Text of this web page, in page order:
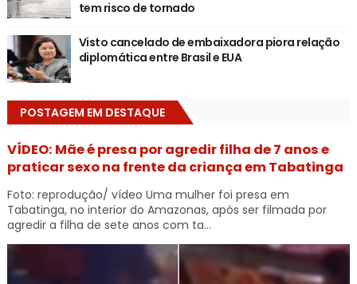
tem risco de tornado
Visto cancelado de embaixadora piora relação
diplomática entre Brasil e EUA
POSTAGEM EM DESTAQUE
VÍDEO: Mãe é presa por agredir filha de 7 anos e
praticar sexo na frente da criança em Tabatinga
Foto: reprodução/ vídeo Uma mulher foi presa em
Tabatinga, no interior do Amazonas, após ser filmada por
agredir a filha de sete anos com ta...